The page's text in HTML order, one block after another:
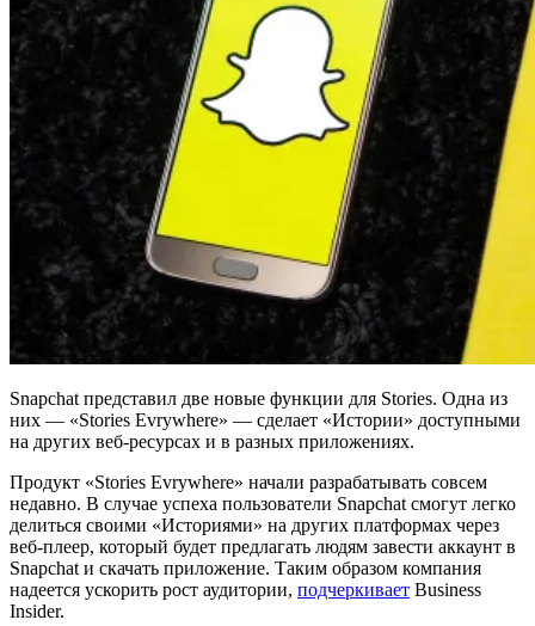
Snapchat представил две новые функции для Stories. Одна из
них — «Stories Evrywhere» — сделает «Истории» доступными
на других веб-ресурсах и в разных приложениях.
Продукт «Stories Evrywhere» начали разрабатывать совсем
недавно. В случае успеха пользователи Snapchat смогут легко
делиться своими «Историями» на других платформах через
веб-плеер, который будет предлагать людям завести аккаунт в
Snapchat и скачать приложение. Таким образом компания
надеется ускорить рост аудитории, подчеркивает Business
Insider.